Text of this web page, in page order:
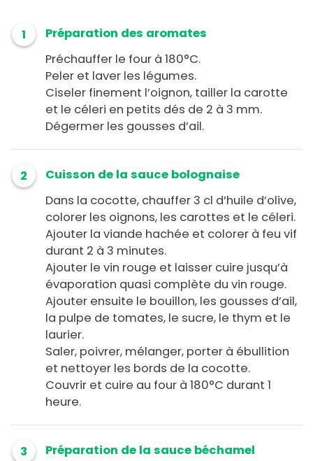
1
Préparation des aromates
Préchauffer le four à 180°C.
Peler et laver les légumes.
Ciseler finement l’oignon, tailler la carotte
et le céleri en petits dés de 2 à 3 mm.
Dégermer les gousses d’ail.
2
Cuisson de la sauce bolognaise
Dans la cocotte, chauffer 3 cl d’huile d’olive,
colorer les oignons, les carottes et le céleri.
Ajouter la viande hachée et colorer à feu vif
durant 2 à 3 minutes.
Ajouter le vin rouge et laisser cuire jusqu’à
évaporation quasi complète du vin rouge.
Ajouter ensuite le bouillon, les gousses d’ail,
la pulpe de tomates, le sucre, le thym et le
laurier.
Saler, poivrer, mélanger, porter à ébullition
et nettoyer les bords de la cocotte.
Couvrir et cuire au four à 180°C durant 1
heure.
3
Préparation de la sauce béchamel